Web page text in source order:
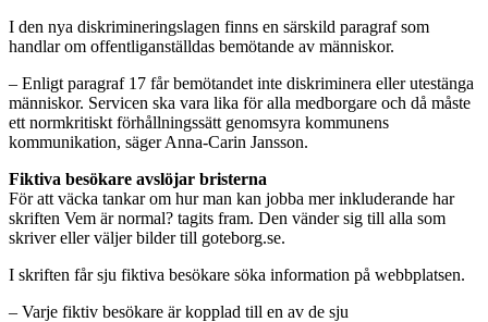
I den nya diskrimineringslagen finns en särskild paragraf som
handlar om offentliganställdas bemötande av människor.
– Enligt paragraf 17 får bemötandet inte diskriminera eller utestänga
människor. Servicen ska vara lika för alla medborgare och då måste
ett normkritiskt förhållningssätt genomsyra kommunens
kommunikation, säger Anna-Carin Jansson.
Fiktiva besökare avslöjar bristerna
För att väcka tankar om hur man kan jobba mer inkluderande har
skriften Vem är normal? tagits fram. Den vänder sig till alla som
skriver eller väljer bilder till goteborg.se.
I skriften får sju fiktiva besökare söka information på webbplatsen.
– Varje fiktiv besökare är kopplad till en av de sju